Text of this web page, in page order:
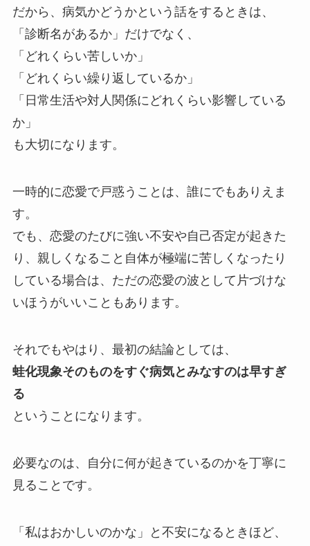
だから、病気かどうかという話をするときは、
「診断名があるか」だけでなく、
「どれくらい苦しいか」
「どれくらい繰り返しているか」
「日常生活や対人関係にどれくらい影響している
か」
も大切になります。
一時的に恋愛で戸惑うことは、誰にでもありえま
す。
でも、恋愛のたびに強い不安や自己否定が起きた
り、親しくなること自体が極端に苦しくなったり
している場合は、ただの恋愛の波として片づけな
いほうがいいこともあります。
それでもやはり、最初の結論としては、
蛙化現象そのものをすぐ病気とみなすのは早すぎ
る
ということになります。
必要なのは、自分に何が起きているのかを丁寧に
見ることです。
「私はおかしいのかな」と不安になるときほど、